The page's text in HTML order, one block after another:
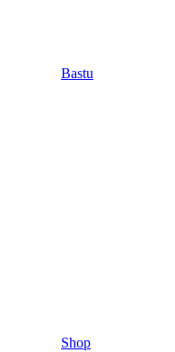
Bastu
Shop